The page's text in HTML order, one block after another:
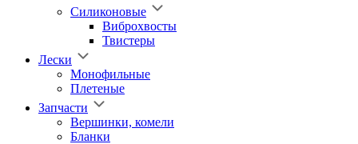
Силиконовые
Виброхвосты
Твистеры
Лески
Монофильные
Плетеные
Запчасти
Вершинки, комели
Бланки